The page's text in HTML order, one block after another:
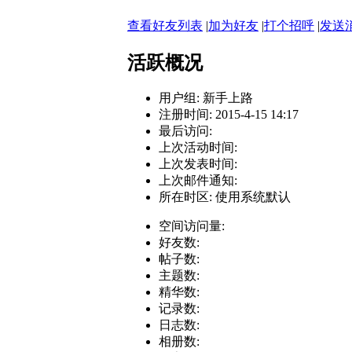
查看好友列表 |加为好友 |打个招呼 |发送
活跃概况
用户组: 新手上路
注册时间: 2015-4-15 14:17
最后访问:
上次活动时间:
上次发表时间:
上次邮件通知:
所在时区: 使用系统默认
空间访问量:
好友数:
帖子数:
主题数:
精华数:
记录数:
日志数:
相册数: